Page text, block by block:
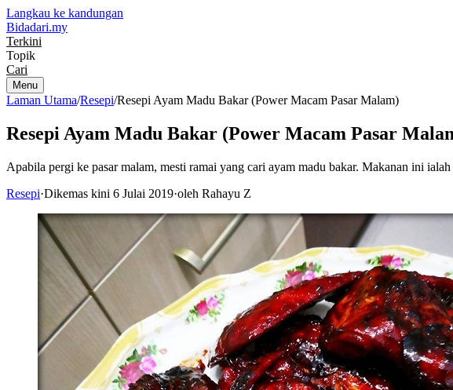
Langkau ke kandungan
Bidadari.my
Terkini
Topik
Cari
Menu
Laman Utama/Resepi/Resepi Ayam Madu Bakar (Power Macam Pasar Malam)
Resepi Ayam Madu Bakar (Power Macam Pasar
Apabila pergi ke pasar malam, mesti ramai yang cari ayam madu bakar. Makanan ini
Resepi·Dikemas kini 6 Julai 2019·oleh Rahayu Z